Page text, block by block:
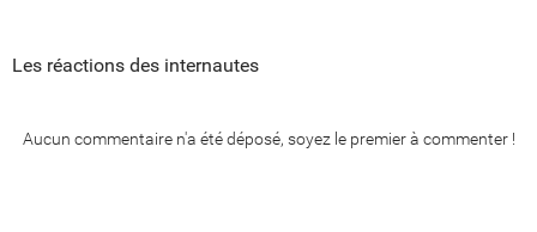
Les réactions des internautes
Aucun commentaire n'a été déposé, soyez le premier à commenter !